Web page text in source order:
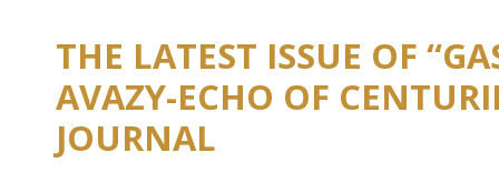
THE LATEST ISSUE OF
AVAZY-ECHO OF
JOURNAL